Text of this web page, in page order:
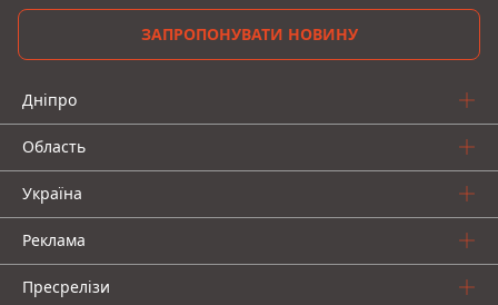
ЗАПРОПОНУВАТИ НОВИНУ
Дніпро
Область
Україна
Реклама
Пресрелізи